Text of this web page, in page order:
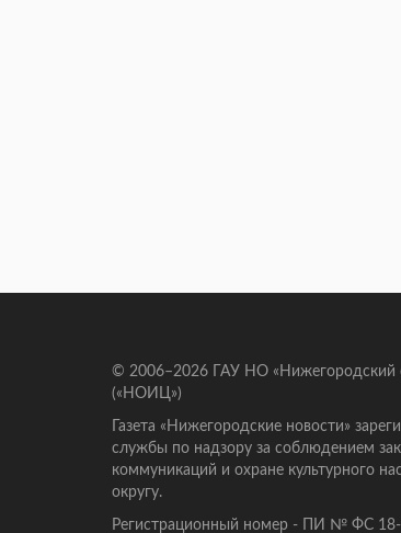
© 2006–2026 ГАУ НО «Нижегородский
(«НОИЦ»)
Газета «Нижегородские новости»
службы по надзору за соблюдением
коммуникаций и охране культурного
округу.
Регистрационный номер - ПИ № ФС 18-